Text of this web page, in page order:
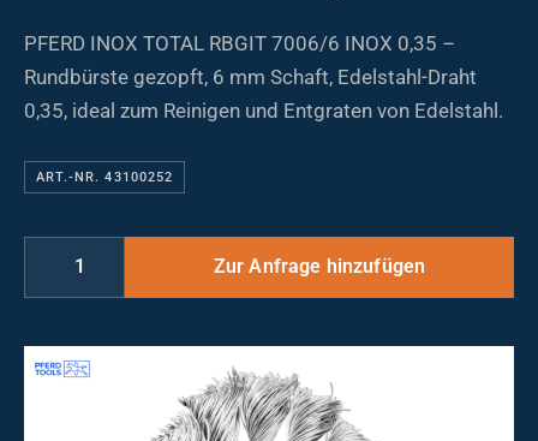
PFERD INOX TOTAL RBGIT 7006/6 INOX 0,35 –
Rundbürste gezopft, 6 mm Schaft, Edelstahl-Draht
0,35, ideal zum Reinigen und Entgraten von Edelstahl.
ART.-NR. 43100252